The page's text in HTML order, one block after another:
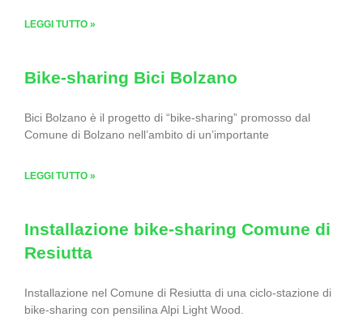
LEGGI TUTTO »
Bike-sharing Bici Bolzano
Bici Bolzano è il progetto di “bike-sharing” promosso dal
Comune di Bolzano nell’ambito di un’importante
LEGGI TUTTO »
Installazione bike-sharing Comune di
Resiutta
Installazione nel Comune di Resiutta di una ciclo-stazione di
bike-sharing con pensilina Alpi Light Wood.